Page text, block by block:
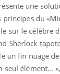
une
principes du
sur le célèbre
Sherlock
un fin nuage
seul élément…